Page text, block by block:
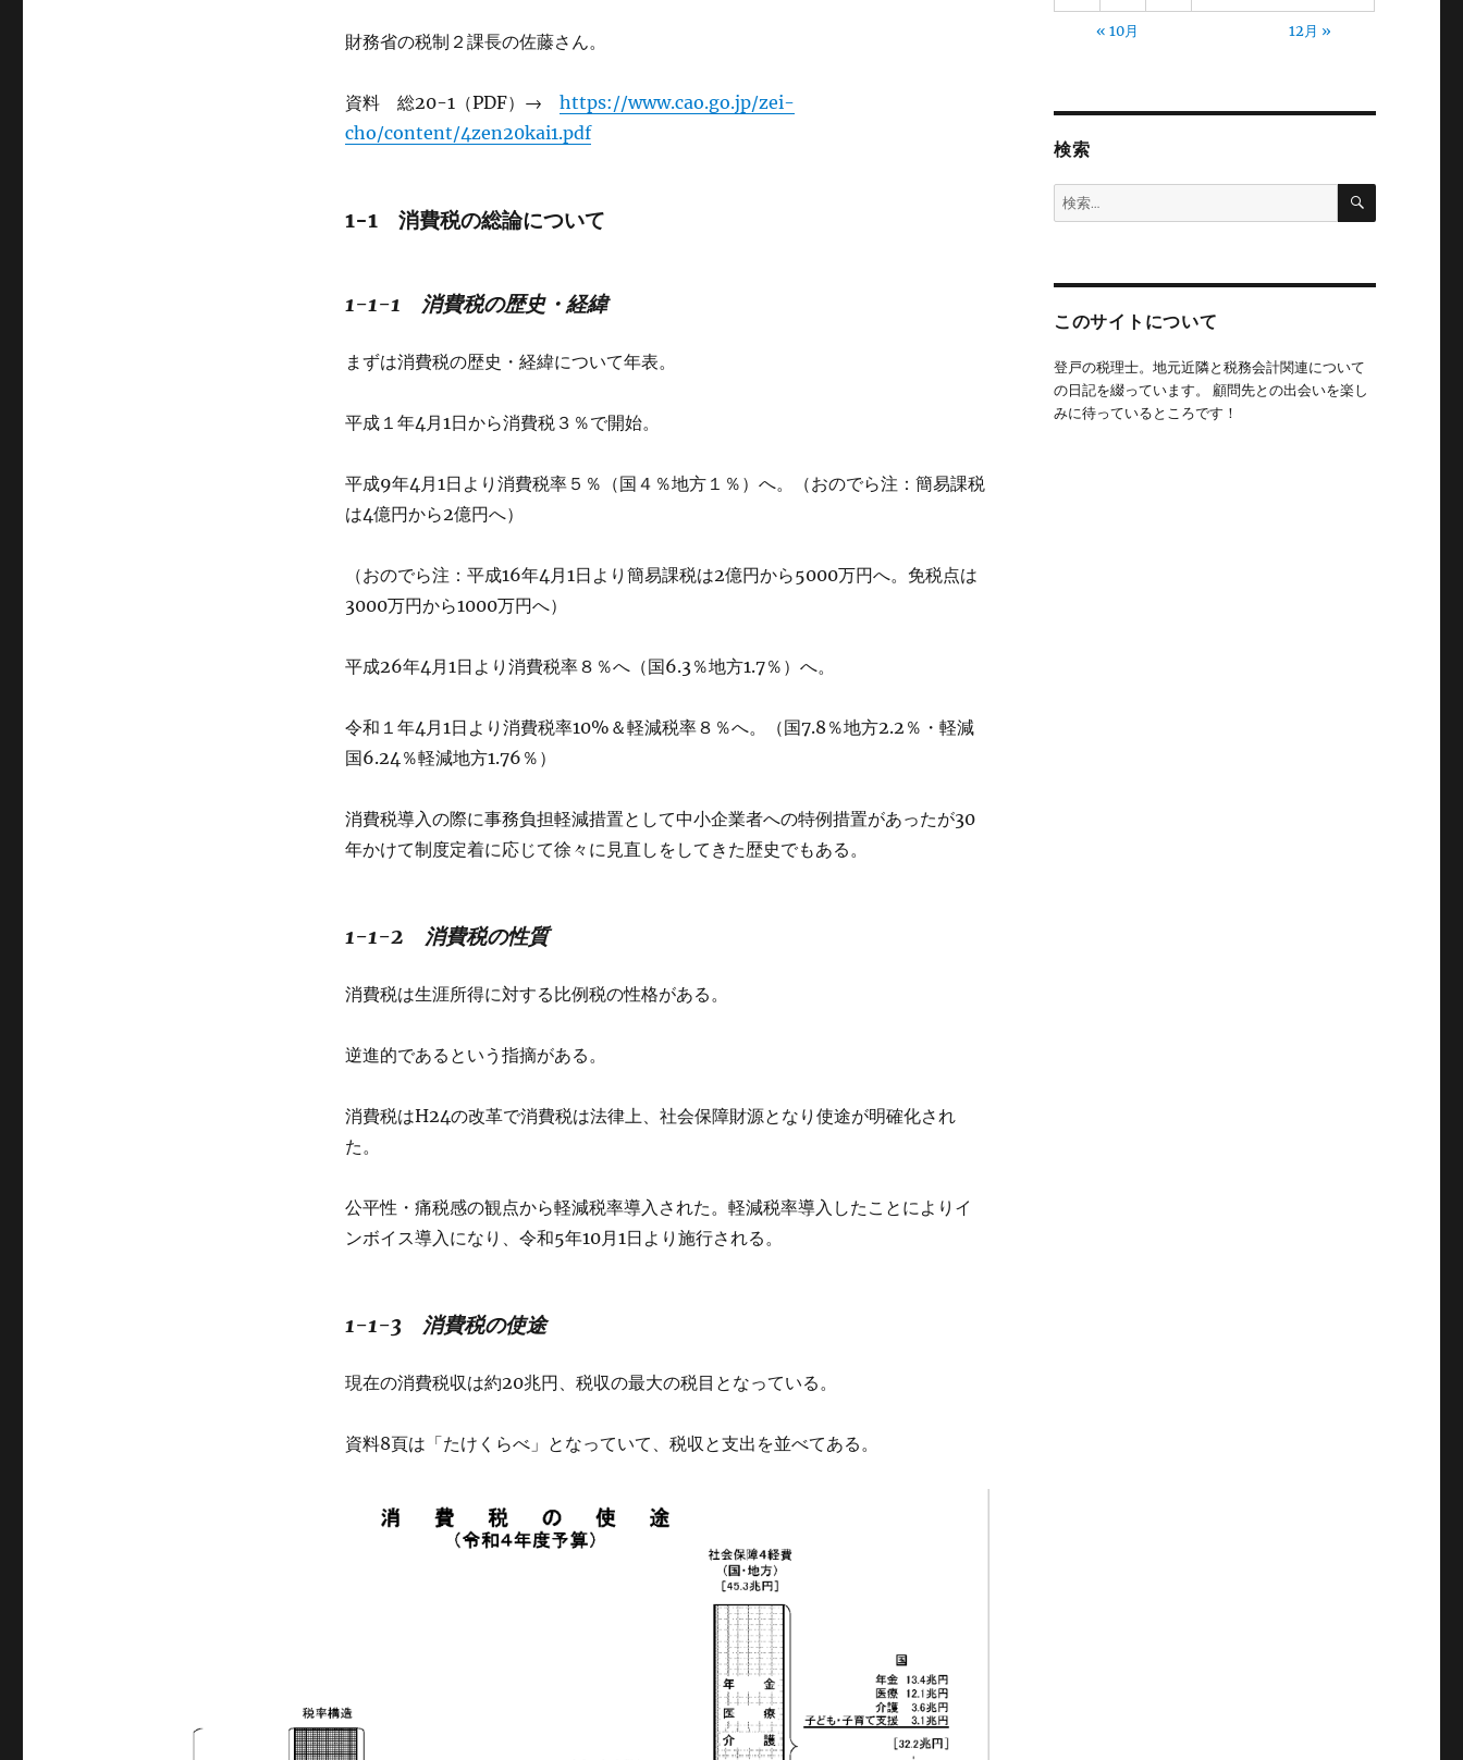
財務省の税制２課長の佐藤さん。
資料 総20-1（PDF）→ https://www.cao.go.jp/zei-
cho/content/4zen20kai1.pdf
1-1 消費税の総論について
1-1-1 消費税の歴史・経緯
まずは消費税の歴史・経緯について年表。
平成１年4月1日から消費税３％で開始。
平成9年4月1日より消費税率５％（国４％地方１％）へ。（おのでら注：簡易課税
は4億円から2億円へ）
（おのでら注：平成16年4月1日より簡易課税は2億円から5000万円へ。免税点は
3000万円から1000万円へ）
平成26年4月1日より消費税率８％へ（国6.3％地方1.7％）へ。
令和１年4月1日より消費税率10%＆軽減税率８％へ。（国7.8％地方2.2％・軽減
国6.24％軽減地方1.76％）
消費税導入の際に事務負担軽減措置として中小企業者への特例措置があったが30
年かけて制度定着に応じて徐々に見直しをしてきた歴史でもある。
1-1-2 消費税の性質
消費税は生涯所得に対する比例税の性格がある。
逆進的であるという指摘がある。
消費税はH24の改革で消費税は法律上、社会保障財源となり使途が明確化され
た。
公平性・痛税感の観点から軽減税率導入された。軽減税率導入したことによりイ
ンボイス導入になり、令和5年10月1日より施行される。
1-1-3 消費税の使途
現在の消費税収は約20兆円、税収の最大の税目となっている。
資料8頁は「たけくらべ」となっていて、税収と支出を並べてある。
« 10月 12月 »
検索
検
索:
検
このサイトについて
登戸の税理士。地元近隣と税務会計関連について
の日記を綴っています。 顧問先との出会いを楽し
みに待っているところです！